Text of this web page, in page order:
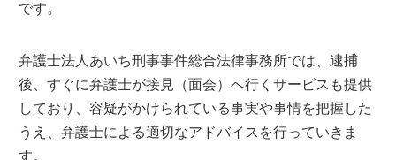
です。
弁護士法人あいち刑事事件総合法律事務所では、逮捕
後、すぐに弁護士が接見（面会）へ行くサービスも提供
しており、容疑がかけられている事実や事情を把握した
うえ、弁護士による適切なアドバイスを行っていきま
す。